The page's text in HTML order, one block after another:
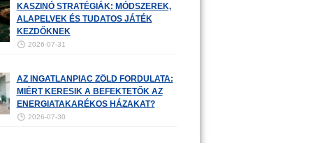
KASZINÓ STRATÉGIÁK: MÓDSZEREK,
ALAPELVEK ÉS TUDATOS JÁTÉK
KEZDŐKNEK
2026-07-31
AZ INGATLANPIAC ZÖLD FORDULATA:
MIÉRT KERESIK A BEFEKTETŐK AZ
ENERGIATAKARÉKOS HÁZAKAT?
2026-07-30